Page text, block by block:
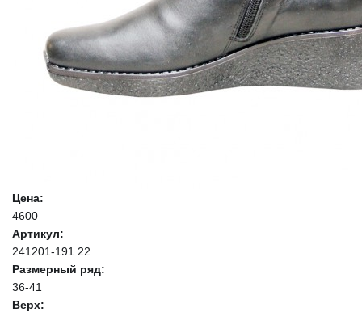
Цена:
4600
Артикул:
241201-191.22
Размерный ряд:
36-41
Верх: